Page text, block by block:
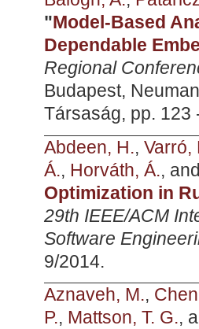
"Model-Based
Dependable
Regional
Budapest,
Társaság, pp. 123
Abdeen, H., Varró,
Á., Horváth, Á.,
Optimization in
29th IEEE/ACM
Software
9/2014.
Aznaveh, M.,
P., Mattson, T. G.,